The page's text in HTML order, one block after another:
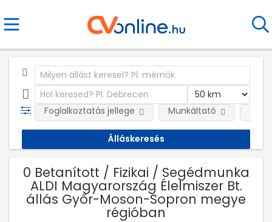
Foglalkoztatás jellege Munkáltató
0 Betanított / Fizikai / Segédmunka
ALDI Magyarország Élelmiszer Bt.
állás Győr-Moson-Sopron megye
régióban